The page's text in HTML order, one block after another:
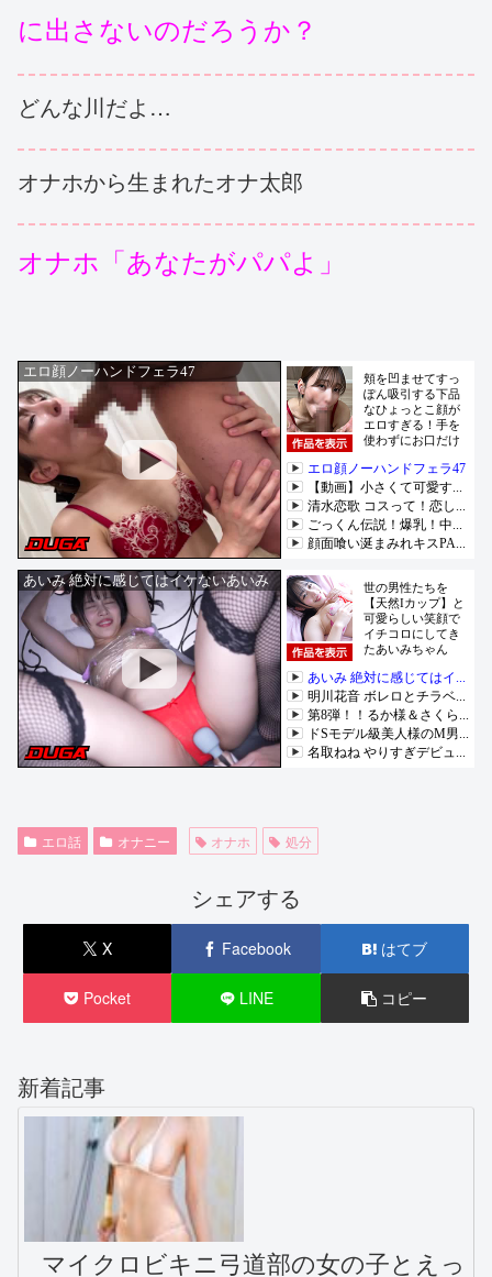
に出さないのだろうか？
どんな川だよ…
オナホから生まれたオナ太郎
オナホ「あなたがパパよ」
エロ話 オナニー オナホ 処分
シェアする
X Facebook はてブ
Pocket LINE コピー
新着記事
マイクロビキニ弓道部の女の子とえっ